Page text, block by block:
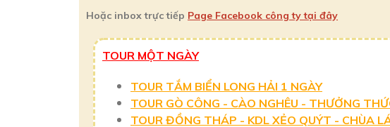
Hoặc inbox trực tiếp Page Facebook công ty tại đây
TOUR MỘT NGÀY
TOUR TẮM BIỂN LONG HẢI 1 NGÀY
TOUR GÒ CÔNG - CÀO NGHÊU - THƯỞNG
TOUR ĐỒNG THÁP - KDL XẺO QUÝT - CHÙA